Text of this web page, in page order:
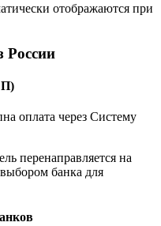
отображаются при
России
оплата через Систему
перенаправляется на
банка для